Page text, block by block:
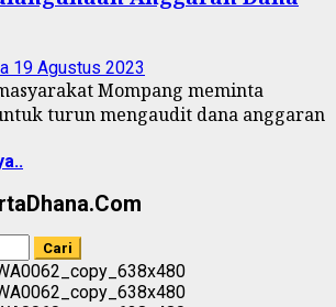
19 Agustus 2023
Mompang meminta
turun mengaudit dana anggaran